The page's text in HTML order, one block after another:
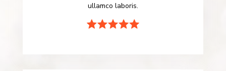
ullamco laboris.